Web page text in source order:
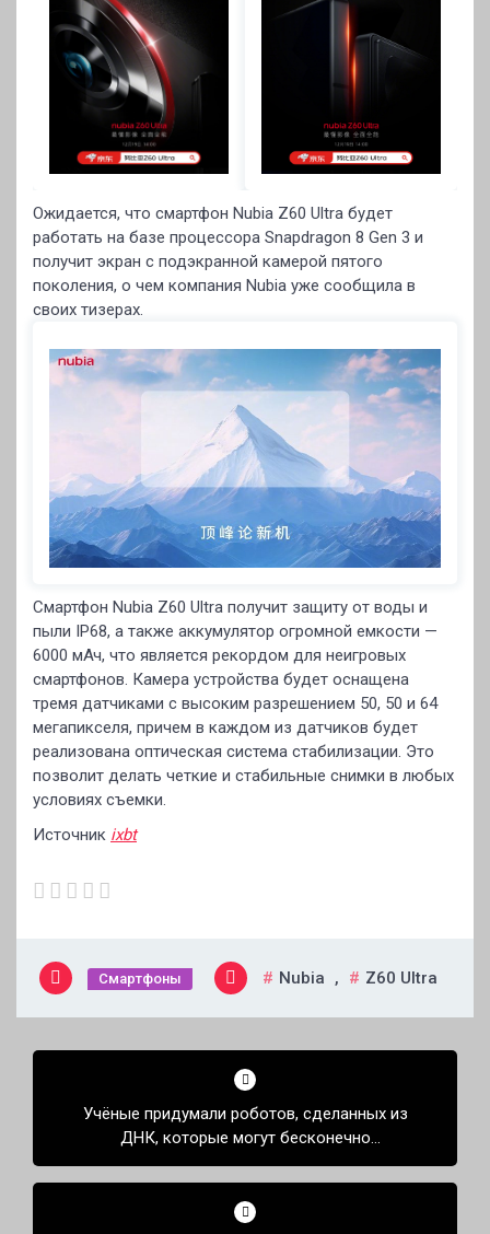
Ожидается, что смартфон Nubia Z60 Ultra будет
работать на базе процессора Snapdragon 8 Gen 3 и
получит экран с подэкранной камерой пятого
поколения, о чем компания Nubia уже сообщила в
своих тизерах.
Смартфон Nubia Z60 Ultra получит защиту от воды и
пыли IP68, а также аккумулятор огромной емкости —
6000 мАч, что является рекордом для неигровых
смартфонов. Камера устройства будет оснащена
тремя датчиками с высоким разрешением 50, 50 и 64
мегапикселя, причем в каждом из датчиков будет
реализована оптическая система стабилизации. Это
позволит делать четкие и стабильные снимки в любых
условиях съемки.
Источник ixbt
Смартфоны Nubia , Z60 Ultra
Навигация
записямУчёные придумали роботов, сделанных из
ДНК, которые могут бесконечно
воспроизводить себя и создавать
трехмерную структуру